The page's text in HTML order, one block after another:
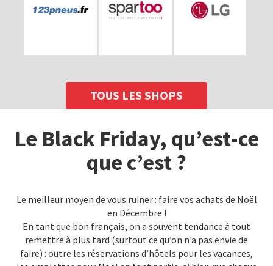
TOUS LES SHOPS
Le Black Friday, qu’est-ce
que c’est ?
Le meilleur moyen de vous ruiner : faire vos achats de Noël
en Décembre !
En tant que bon français, on a souvent tendance à tout
remettre à plus tard (surtout ce qu’on n’a pas envie de
faire) : outre les réservations d’hôtels pour les vacances,